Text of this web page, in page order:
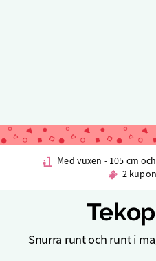
Med vuxen - 105 cm
2
Snurra runt och runt i